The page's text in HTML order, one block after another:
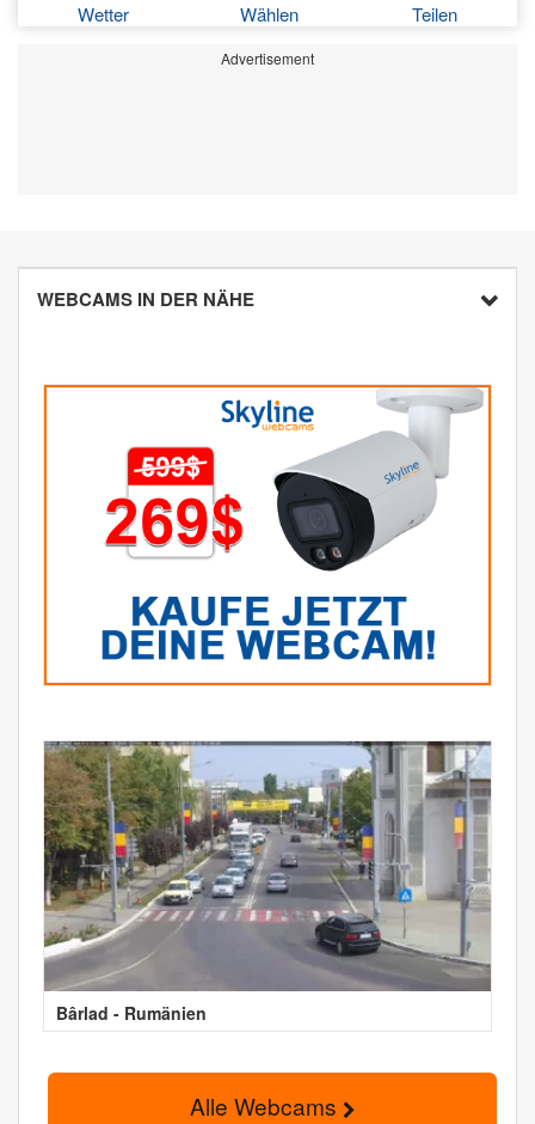
Wetter Wählen Teilen
Advertisement
WEBCAMS IN DER NÄHE
Bârlad - Rumänien
Alle Webcams